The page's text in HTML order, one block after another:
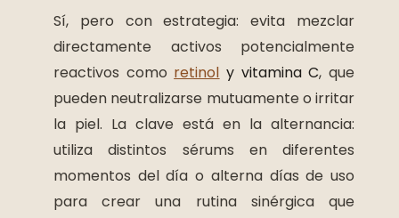
Sí, pero con estrategia: evita mezclar
directamente activos potencialmente
reactivos como retinol y vitamina C, que
pueden neutralizarse mutuamente o irritar
la piel. La clave está en la alternancia:
utiliza distintos sérums en diferentes
momentos del día o alterna días de uso
para crear una rutina sinérgica que